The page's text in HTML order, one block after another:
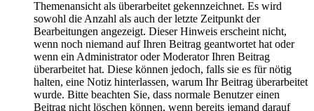
Themenansicht als überarbeitet gekennzeichnet. Es wird
sowohl die Anzahl als auch der letzte Zeitpunkt der
Bearbeitungen angezeigt. Dieser Hinweis erscheint nicht,
wenn noch niemand auf Ihren Beitrag geantwortet hat oder
wenn ein Administrator oder Moderator Ihren Beitrag
überarbeitet hat. Diese können jedoch, falls sie es für nötig
halten, eine Notiz hinterlassen, warum Ihr Beitrag überarbeitet
wurde. Bitte beachten Sie, dass normale Benutzer einen
Beitrag nicht löschen können, wenn bereits jemand darauf